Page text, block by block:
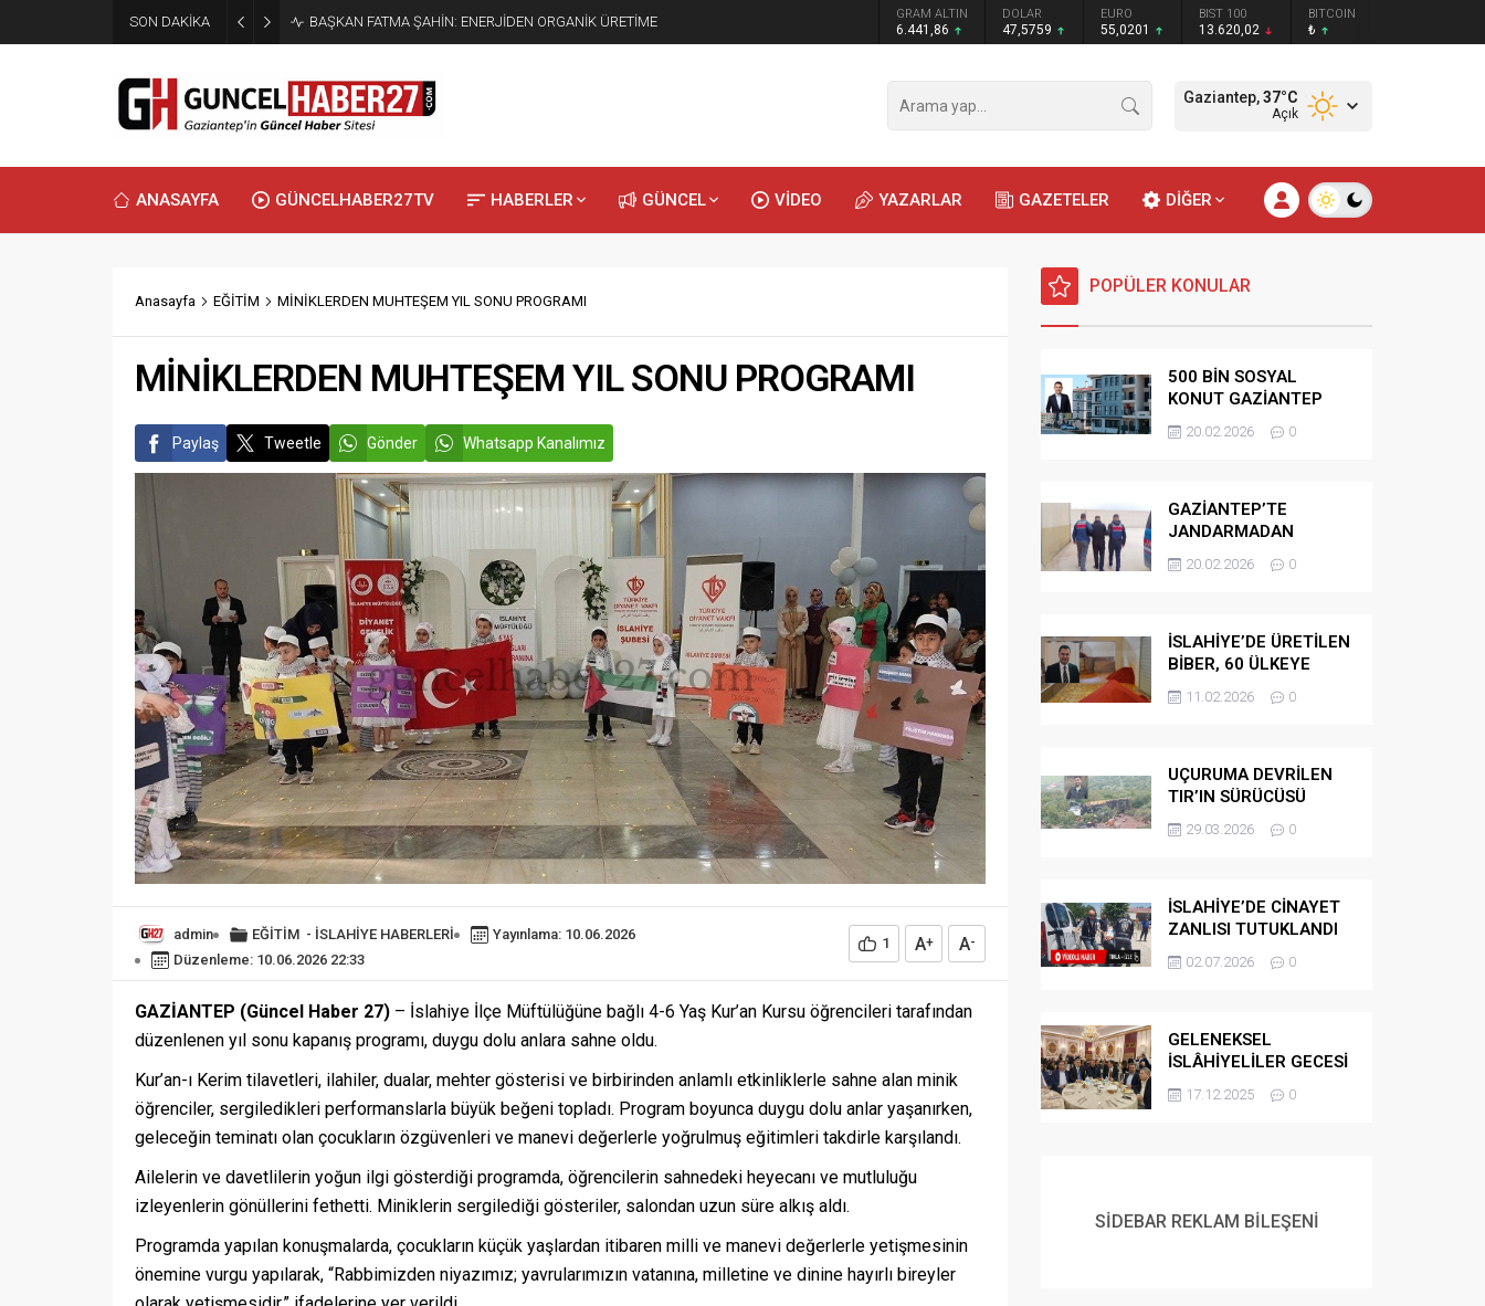
SON DAKİKA BAŞKAN FATMA ŞAHİN: ENERJİDEN ORGANİK ÜRETİME GRAM ALTIN
6.441,86
DOLAR
47,5759
EURO
55,0201
BIST 100
13.620,02
BITCOIN
₺
Gaziantep,37°C
Açık
ANASAYFA GÜNCELHABER27TV HABERLER GÜNCEL VİDEO YAZARLAR GAZETELER DİĞER
Anasayfa EĞİTİM MİNİKLERDEN MUHTEŞEM YIL SONU PROGRAMI
MİNİKLERDEN MUHTEŞEM YIL SONU PROGRAMI
Paylaş Tweetle Gönder Whatsapp Kanalımız
admin EĞİTİM - İSLAHİYE HABERLERİ
Yayınlama: 10.06.2026
Düzenleme: 10.06.2026 22:33
1 A+ A-
GAZİANTEP (Güncel Haber 27) – İslahiye İlçe Müftülüğüne bağlı 4-6 Yaş Kur’an Kursu öğrencileri tarafından
düzenlenen yıl sonu kapanış programı, duygu dolu anlara sahne oldu.
Kur’an-ı Kerim tilavetleri, ilahiler, dualar, mehter gösterisi ve birbirinden anlamlı etkinliklerle sahne alan minik
öğrenciler, sergiledikleri performanslarla büyük beğeni topladı. Program boyunca duygu dolu anlar yaşanırken,
geleceğin teminatı olan çocukların özgüvenleri ve manevi değerlerle yoğrulmuş eğitimleri takdirle karşılandı.
Ailelerin ve davetlilerin yoğun ilgi gösterdiği programda, öğrencilerin sahnedeki heyecanı ve mutluluğu
izleyenlerin gönüllerini fethetti. Miniklerin sergilediği gösteriler, salondan uzun süre alkış aldı.
Programda yapılan konuşmalarda, çocukların küçük yaşlardan itibaren milli ve manevi değerlerle yetişmesinin
önemine vurgu yapılarak, “Rabbimizden niyazımız; yavrularımızın vatanına, milletine ve dinine hayırlı bireyler
POPÜLER KONULAR
500 BİN SOSYAL
KONUT GAZİANTEP
HAK SAHİPLİĞİ
BELİRLEME KURASI-
20.02.2026 0
GAZİANTEP’TE
JANDARMADAN
GÖÇMEN
KAÇAKÇILARINA
20.02.2026 0
İSLAHİYE’DE ÜRETİLEN
BİBER, 60 ÜLKEYE
İHRAÇ EDİLİYOR
11.02.2026 0
UÇURUMA DEVRİLEN
TIR’IN SÜRÜCÜSÜ
HAYATINI KAYBETTİ
29.03.2026 0
İSLAHİYE’DE CİNAYET
ZANLISI TUTUKLANDI
02.07.2026 0
GELENEKSEL
İSLÂHİYELİLER GECESİ
DÜZENLENDİ
17.12.2025 0
SİDEBAR REKLAM BİLEŞENİ